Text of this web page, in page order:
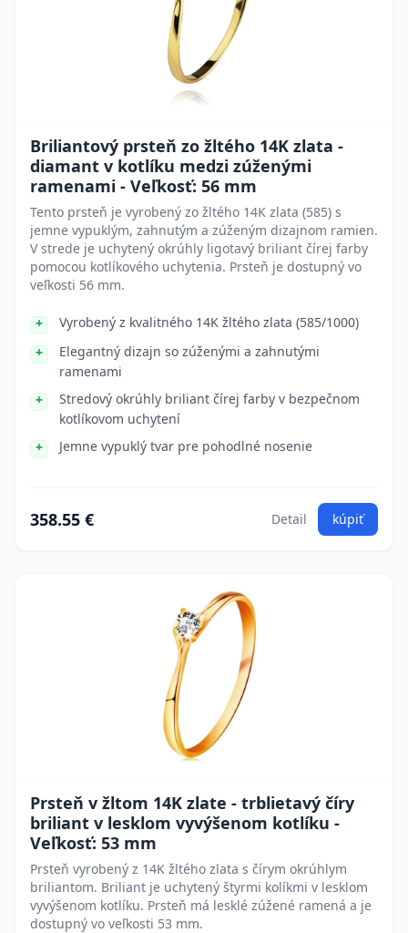
Briliantový prsteň zo žltého 14K zlata -
diamant v kotlíku medzi zúženými
ramenami - Veľkosť: 56 mm
Tento prsteň je vyrobený zo žltého 14K zlata (585) s
jemne vypuklým, zahnutým a zúženým dizajnom ramien.
V strede je uchytený okrúhly ligotavý briliant čírej farby
pomocou kotlíkového uchytenia. Prsteň je dostupný vo
veľkosti 56 mm.
Vyrobený z kvalitného 14K žltého zlata (585/1000)
Elegantný dizajn so zúženými a zahnutými
ramenami
Stredový okrúhly briliant čírej farby v bezpečnom
kotlíkovom uchytení
Jemne vypuklý tvar pre pohodlné nosenie
358.55 € Detail kúpiť
Prsteň v žltom 14K zlate - trblietavý číry
briliant v lesklom vyvýšenom kotlíku -
Veľkosť: 53 mm
Prsteň vyrobený z 14K žltého zlata s čírym okrúhlym
briliantom. Briliant je uchytený štyrmi kolíkmi v lesklom
vyvýšenom kotlíku. Prsteň má lesklé zúžené ramená a je
dostupný vo veľkosti 53 mm.